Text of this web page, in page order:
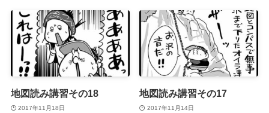
地図読み講習その18
2017年11月18日
地図読み講習その17
2017年11月14日